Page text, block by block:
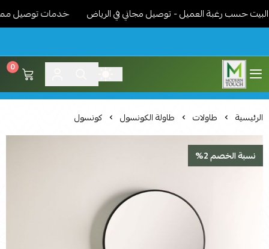
رغبة العميل - توصيل مجاني في الرياض خدمات توصيل مميزة
اثاث مودرن لمسة عصرية
0
الرئيسية طاولات طاولة الكونسول كونسول
نسبة الخصم 2%